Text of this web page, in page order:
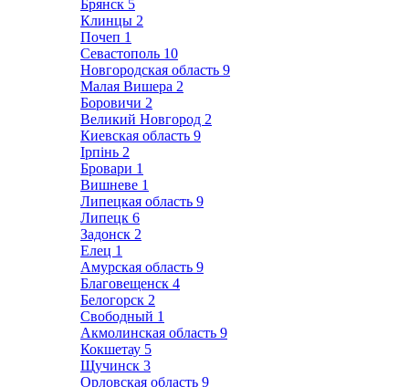
Брянск 5
Клинцы 2
Почеп 1
Севастополь 10
Новгородская область 9
Малая Вишера 2
Боровичи 2
Великий Новгород 2
Киевская область 9
Ірпінь 2
Бровари 1
Вишневе 1
Липецкая область 9
Липецк 6
Задонск 2
Елец 1
Амурская область 9
Благовещенск 4
Белогорск 2
Свободный 1
Акмолинская область 9
Кокшетау 5
Щучинск 3
Орловская область 9